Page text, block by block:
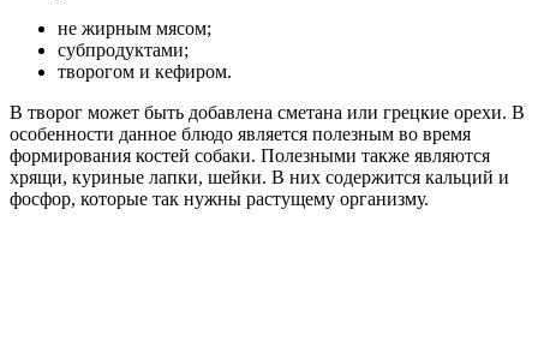
не жирным мясом;
субпродуктами;
творогом и кефиром.
В творог может быть добавлена сметана или грецкие орехи. В
особенности данное блюдо является полезным во время
формирования костей собаки. Полезными также являются
хрящи, куриные лапки, шейки. В них содержится кальций и
фосфор, которые так нужны растущему организму.